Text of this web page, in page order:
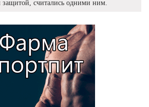
считались одними ним.